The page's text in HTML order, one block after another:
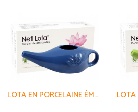
LOTA EN PORCELAINE ÉMAILLÉE 250ML